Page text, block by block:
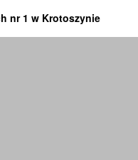
nr 1 w Krotoszynie